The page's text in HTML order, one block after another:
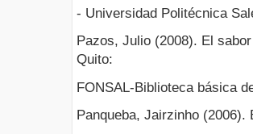
- Universidad Politécnica
Pazos, Julio (2008). El
Quito:
FONSAL-Biblioteca básica
Panqueba, Jairzinho